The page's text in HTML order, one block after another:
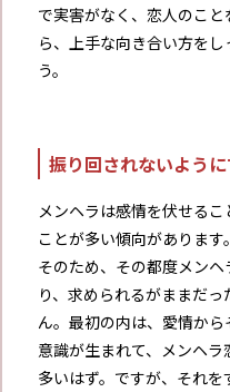
で実害がなく、恋人のこ
ら、上手な向き合い方を
う。
振り回されないように
メンヘラは感情を伏せる
ことが多い傾向があります。
そのため、その都度メン
り、求められるがままだ
ん。最初の内は、愛情か
意識が生まれて、メンヘ
多いはず。ですが、それ